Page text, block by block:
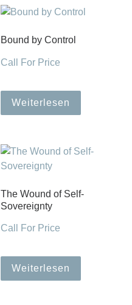
Bound by Control
Call For Price
Weiterlesen
The Wound of Self-
Sovereignty
Call For Price
Weiterlesen